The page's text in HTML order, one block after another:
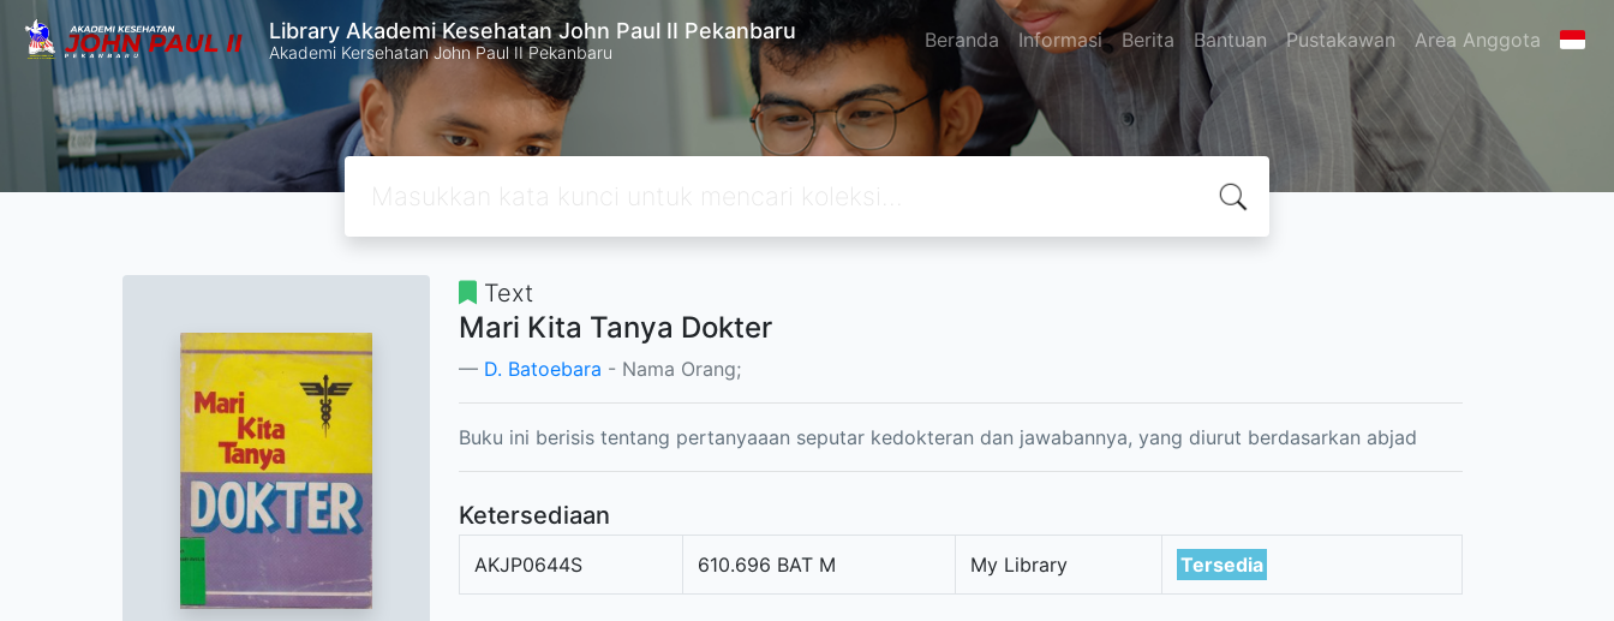
Library Akademi Kesehatan John Paul II Pekanbaru
Akademi Kersehatan John Paul II Pekanbaru Beranda Informasi Berita Bantuan Pustakawan Area Anggota
Text
Mari Kita Tanya Dokter
D. Batoebara - Nama Orang;
Buku ini berisis tentang pertanyaaan seputar kedokteran dan jawabannya, yang diurut berdasarkan abjad
Ketersediaan
AKJP0644S 610.696 BAT M My Library Tersedia